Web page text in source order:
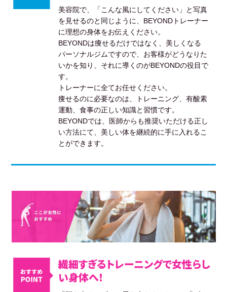
美容院で、「こんな風にしてください」と写真
を見せるのと同じように、BEYONDトレーナー
に理想の身体をお伝えください。
BEYONDは痩せるだけではなく、美しくなる
パーソナルジムですので、お客様がどうなりた
いかを知り、それに導くのがBEYONDの役目で
す。
トレーナーに全てお任せください。
痩せるのに必要なのは、トレーニング、有酸素
運動、食事の正しい知識と習慣です。
BEYONDでは、医師からも推奨いただける正し
い方法にて、美しい体を継続的に手に入れるこ
とができます。
繊細すぎるトレーニングで女性らし
い身体へ！